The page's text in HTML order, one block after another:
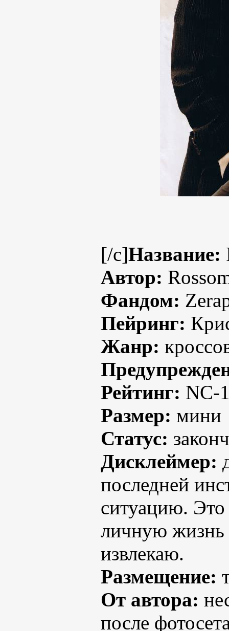
[/c]Название:
Автор:
Фандом:
Пейринг:
Жанр:
Рейтинг: NC-
Размер: мини
Статус:
Дисклеймер:
последней
ситуацию.
личную жизнь
извлекаю.
Размещение:
От автора:
после